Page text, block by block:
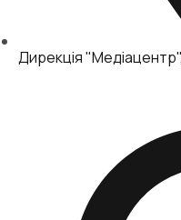
Дирекція "Медіацентр"